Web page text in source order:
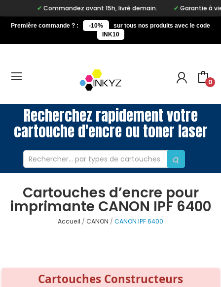
Commandez avant 15h, livré demain. Garantie à vie
Première commande ? : -10%
sur tous nos produits avec le code
INK10
0
Recherchez rapidement votre
cartouche d'encre ou toner laser
Cartouches d’encre pour
imprimante CANON IPF 6400
Accueil CANON CANON IPF 6400
Cartouches Constructeurs